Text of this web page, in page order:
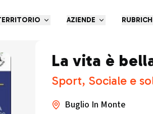
AZIENDE
La vita è
Sport, Sociale e
Buglio In Monte